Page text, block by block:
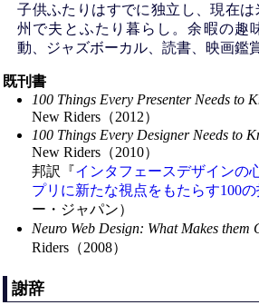
子供ふたりはすでに独立し、現在
州で夫とふたり暮らし。余暇の趣
動、ジャズボーカル、読書、映画鑑
既刊書
100 Things Every Presenter Needs to
New Riders（2012）
100 Things Every Designer Needs to
New Riders（2010）
邦訳『インタフェースデザインの
プリに新たな視点をもたらす100
ー・ジャパン）
Neuro Web Design: What Makes them
Riders（2008）
謝辞